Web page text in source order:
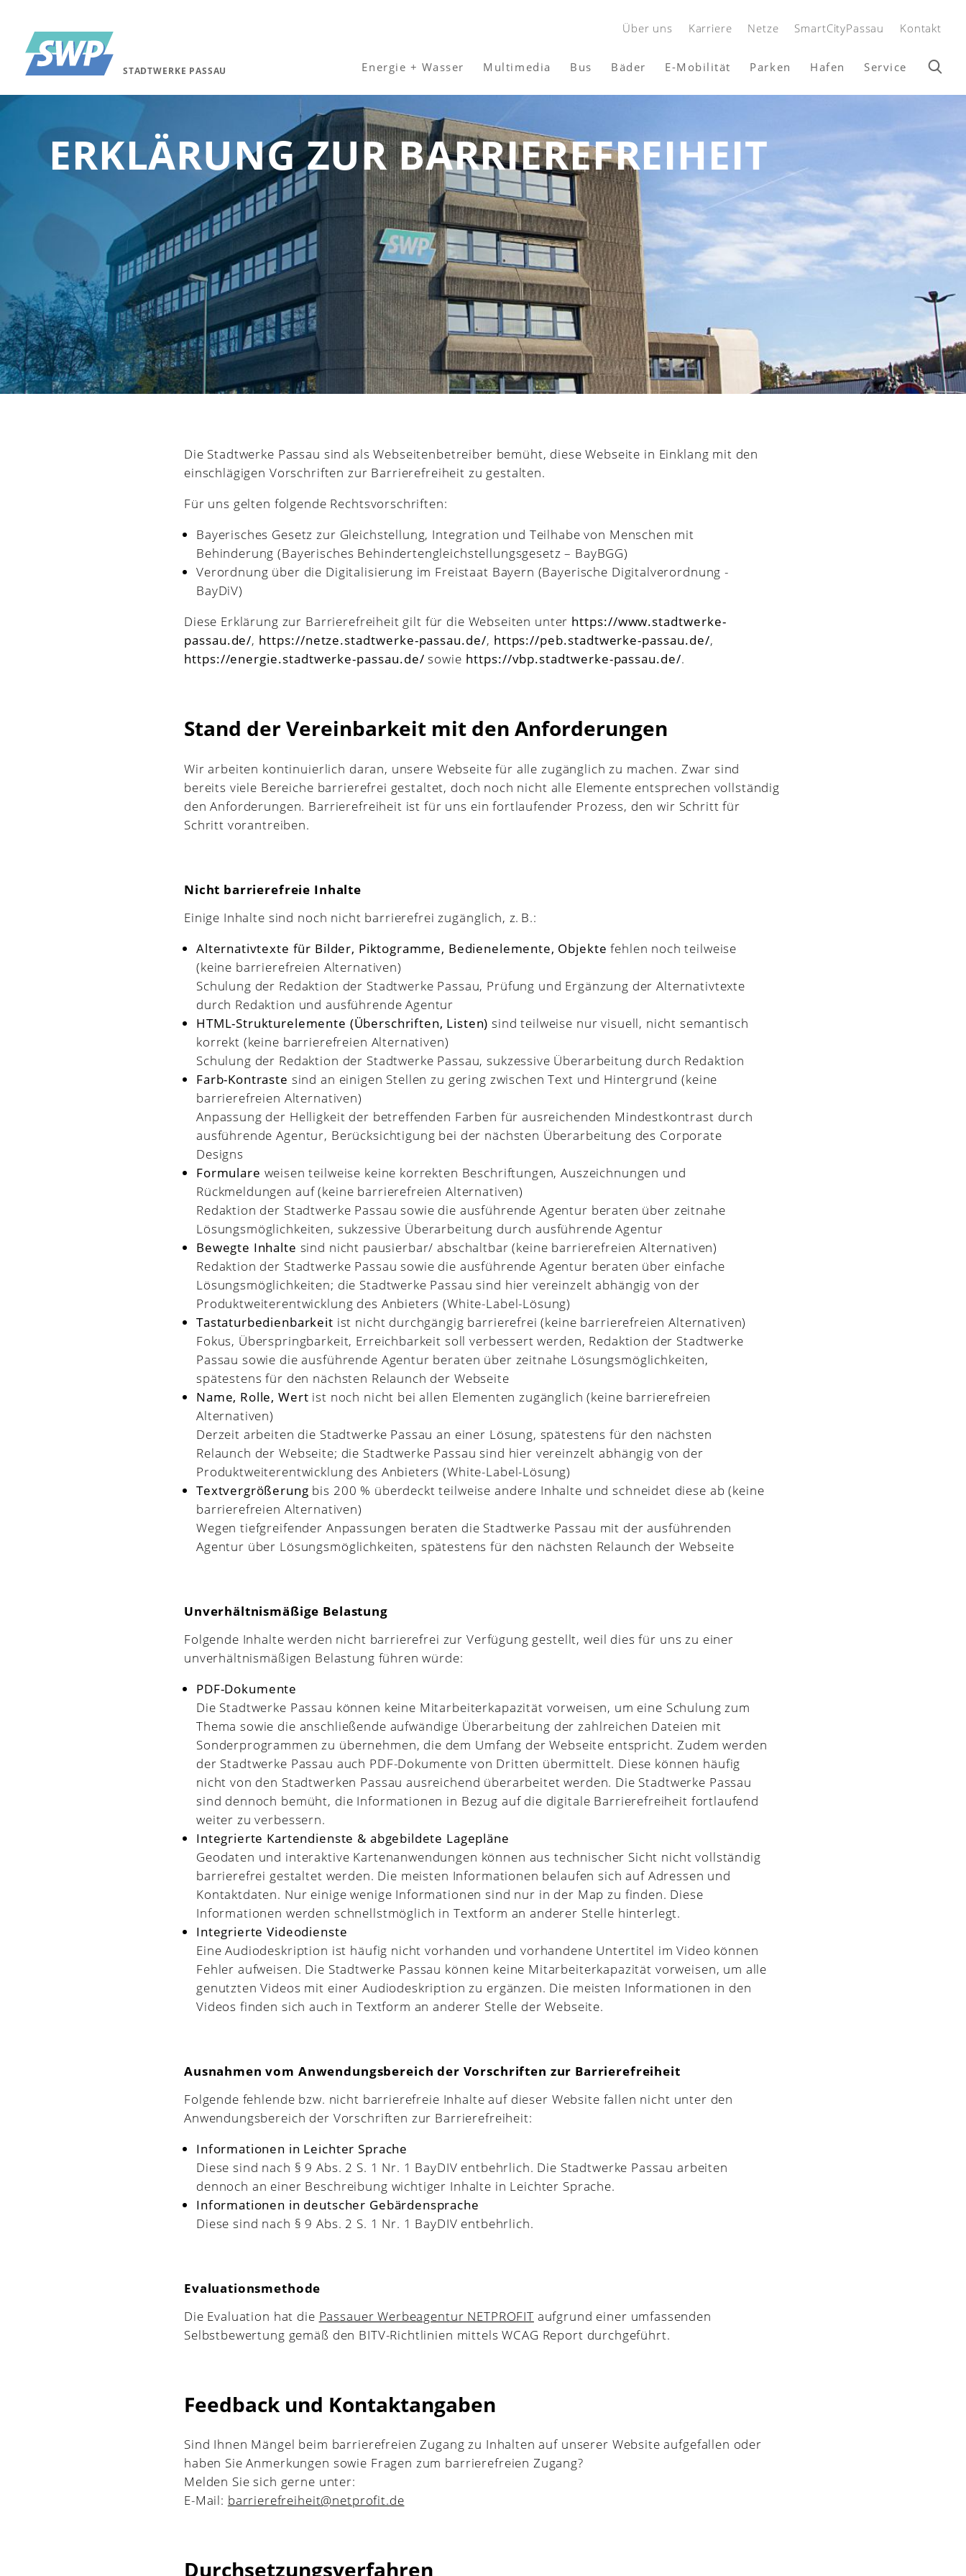
STADTWERKE PASSAU Energie + Wasser Multimedia Bus Bäder E-Mobilität Parken Hafen Service
Über uns Karriere Netze SmartCityPassau Kontakt
ERKLÄRUNG ZUR BARRIEREFREIHEIT
Die Stadtwerke Passau sind als Webseitenbetreiber bemüht, diese Webseite in Einklang mit den
einschlägigen Vorschriften zur Barrierefreiheit zu gestalten.
Für uns gelten folgende Rechtsvorschriften:
Bayerisches Gesetz zur Gleichstellung, Integration und Teilhabe von Menschen mit
Behinderung (Bayerisches Behindertengleichstellungsgesetz – BayBGG)
Verordnung über die Digitalisierung im Freistaat Bayern (Bayerische Digitalverordnung -
BayDiV)
Diese Erklärung zur Barrierefreiheit gilt für die Webseiten unter https://www.stadtwerke-
passau.de/, https://netze.stadtwerke-passau.de/, https://peb.stadtwerke-passau.de/,
https://energie.stadtwerke-passau.de/ sowie https://vbp.stadtwerke-passau.de/.
Stand der Vereinbarkeit mit den Anforderungen
Wir arbeiten kontinuierlich daran, unsere Webseite für alle zugänglich zu machen. Zwar sind
bereits viele Bereiche barrierefrei gestaltet, doch noch nicht alle Elemente entsprechen vollständig
den Anforderungen. Barrierefreiheit ist für uns ein fortlaufender Prozess, den wir Schritt für
Schritt vorantreiben.
Nicht barrierefreie Inhalte
Einige Inhalte sind noch nicht barrierefrei zugänglich, z. B.:
Alternativtexte für Bilder, Piktogramme, Bedienelemente, Objekte fehlen noch teilweise
(keine barrierefreien Alternativen)
Schulung der Redaktion der Stadtwerke Passau, Prüfung und Ergänzung der Alternativtexte
durch Redaktion und ausführende Agentur
HTML-Strukturelemente (Überschriften, Listen) sind teilweise nur visuell, nicht semantisch
korrekt (keine barrierefreien Alternativen)
Schulung der Redaktion der Stadtwerke Passau, sukzessive Überarbeitung durch Redaktion
Farb-Kontraste sind an einigen Stellen zu gering zwischen Text und Hintergrund (keine
barrierefreien Alternativen)
Anpassung der Helligkeit der betreffenden Farben für ausreichenden Mindestkontrast durch
ausführende Agentur, Berücksichtigung bei der nächsten Überarbeitung des Corporate
Designs
Formulare weisen teilweise keine korrekten Beschriftungen, Auszeichnungen und
Rückmeldungen auf (keine barrierefreien Alternativen)
Redaktion der Stadtwerke Passau sowie die ausführende Agentur beraten über zeitnahe
Lösungsmöglichkeiten, sukzessive Überarbeitung durch ausführende Agentur
Bewegte Inhalte sind nicht pausierbar/ abschaltbar (keine barrierefreien Alternativen)
Redaktion der Stadtwerke Passau sowie die ausführende Agentur beraten über einfache
Lösungsmöglichkeiten; die Stadtwerke Passau sind hier vereinzelt abhängig von der
Produktweiterentwicklung des Anbieters (White-Label-Lösung)
Tastaturbedienbarkeit ist nicht durchgängig barrierefrei (keine barrierefreien Alternativen)
Fokus, Überspringbarkeit, Erreichbarkeit soll verbessert werden, Redaktion der Stadtwerke
Passau sowie die ausführende Agentur beraten über zeitnahe Lösungsmöglichkeiten,
spätestens für den nächsten Relaunch der Webseite
Name, Rolle, Wert ist noch nicht bei allen Elementen zugänglich (keine barrierefreien
Alternativen)
Derzeit arbeiten die Stadtwerke Passau an einer Lösung, spätestens für den nächsten
Relaunch der Webseite; die Stadtwerke Passau sind hier vereinzelt abhängig von der
Produktweiterentwicklung des Anbieters (White-Label-Lösung)
Textvergrößerung bis 200 % überdeckt teilweise andere Inhalte und schneidet diese ab (keine
barrierefreien Alternativen)
Wegen tiefgreifender Anpassungen beraten die Stadtwerke Passau mit der ausführenden
Agentur über Lösungsmöglichkeiten, spätestens für den nächsten Relaunch der Webseite
Unverhältnismäßige Belastung
Folgende Inhalte werden nicht barrierefrei zur Verfügung gestellt, weil dies für uns zu einer
unverhältnismäßigen Belastung führen würde:
PDF-Dokumente
Die Stadtwerke Passau können keine Mitarbeiterkapazität vorweisen, um eine Schulung zum
Thema sowie die anschließende aufwändige Überarbeitung der zahlreichen Dateien mit
Sonderprogrammen zu übernehmen, die dem Umfang der Webseite entspricht. Zudem werden
der Stadtwerke Passau auch PDF-Dokumente von Dritten übermittelt. Diese können häufig
nicht von den Stadtwerken Passau ausreichend überarbeitet werden. Die Stadtwerke Passau
sind dennoch bemüht, die Informationen in Bezug auf die digitale Barrierefreiheit fortlaufend
weiter zu verbessern.
Integrierte Kartendienste & abgebildete Lagepläne
Geodaten und interaktive Kartenanwendungen können aus technischer Sicht nicht vollständig
barrierefrei gestaltet werden. Die meisten Informationen belaufen sich auf Adressen und
Kontaktdaten. Nur einige wenige Informationen sind nur in der Map zu finden. Diese
Informationen werden schnellstmöglich in Textform an anderer Stelle hinterlegt.
Integrierte Videodienste
Eine Audiodeskription ist häufig nicht vorhanden und vorhandene Untertitel im Video können
Fehler aufweisen. Die Stadtwerke Passau können keine Mitarbeiterkapazität vorweisen, um alle
genutzten Videos mit einer Audiodeskription zu ergänzen. Die meisten Informationen in den
Videos finden sich auch in Textform an anderer Stelle der Webseite.
Ausnahmen vom Anwendungsbereich der Vorschriften zur Barrierefreiheit
Folgende fehlende bzw. nicht barrierefreie Inhalte auf dieser Website fallen nicht unter den
Anwendungsbereich der Vorschriften zur Barrierefreiheit:
Informationen in Leichter Sprache
Diese sind nach § 9 Abs. 2 S. 1 Nr. 1 BayDIV entbehrlich. Die Stadtwerke Passau arbeiten
dennoch an einer Beschreibung wichtiger Inhalte in Leichter Sprache.
Informationen in deutscher Gebärdensprache
Diese sind nach § 9 Abs. 2 S. 1 Nr. 1 BayDIV entbehrlich.
Evaluationsmethode
Die Evaluation hat die Passauer Werbeagentur NETPROFIT aufgrund einer umfassenden
Selbstbewertung gemäß den BITV-Richtlinien mittels WCAG Report durchgeführt.
Feedback und Kontaktangaben
Sind Ihnen Mängel beim barrierefreien Zugang zu Inhalten auf unserer Website aufgefallen oder
haben Sie Anmerkungen sowie Fragen zum barrierefreien Zugang?
Melden Sie sich gerne unter:
E-Mail: barrierefreiheit@netprofit.de
Durchsetzungsverfahren